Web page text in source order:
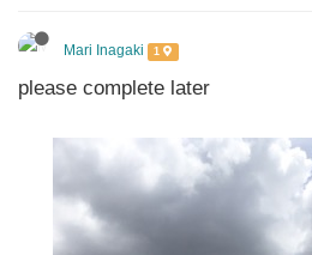
Mari Inagaki 1
please complete later